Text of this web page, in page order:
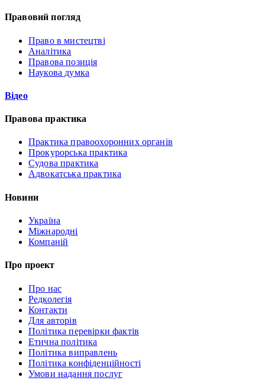
Правовий погляд
Право в мистецтві
Аналітика
Правова позиція
Наукова думка
Відео
Правова практика
Практика правоохоронних органів
Прокурорська практика
Судова практика
Адвокатська практика
Новини
Україна
Міжнародні
Компаній
Про проект
Про нас
Редколегія
Контакти
Для авторів
Політика перевірки фактів
Етична політика
Політика виправлень
Політика конфіденційності
Умови надання послуг